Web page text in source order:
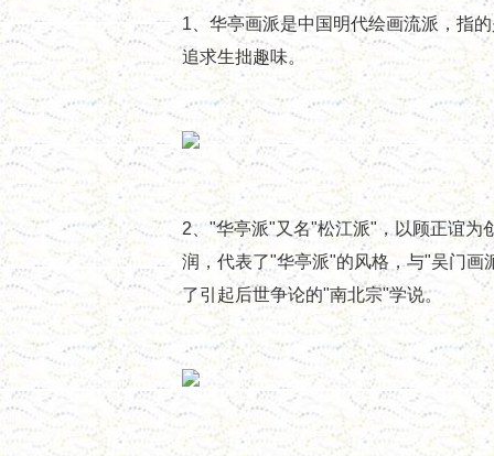
1、华亭画派是中国明代绘画流派，指
追求生拙趣味。
2、"华亭派"又名"松江派"，以顾正谊为
润，代表了"华亭派"的风格，与"吴门画
了引起后世争论的"南北宗"学说。